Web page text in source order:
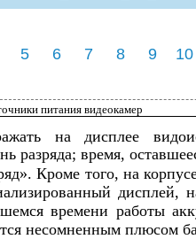
5 6 7 8 9 10
питания видеокамер
на дисплее
разряда; время,
Кроме того, на
дисплей,
времени работы
несомненным плюсом